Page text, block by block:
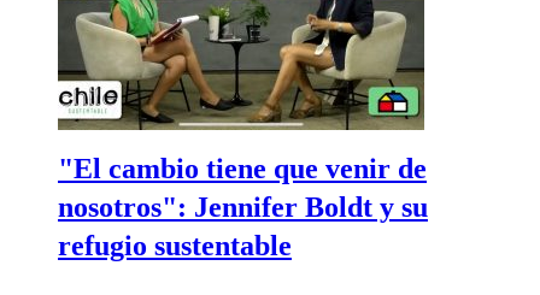
"El cambio tiene que venir de
nosotros": Jennifer Boldt y su
refugio sustentable